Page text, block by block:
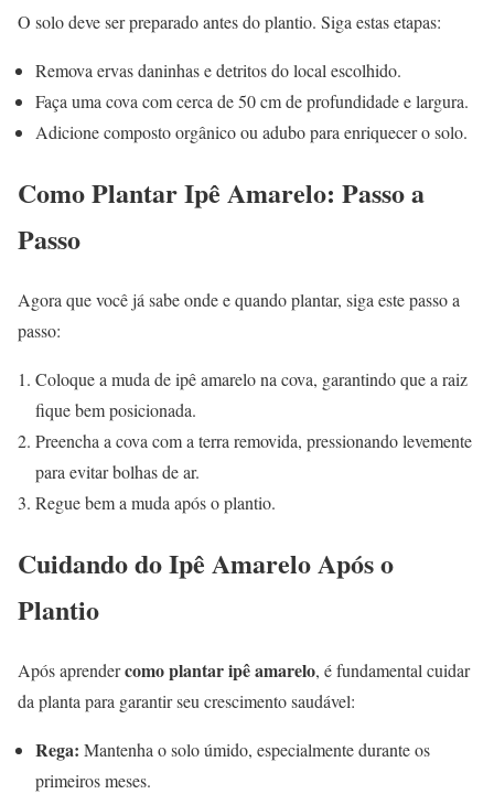
O solo deve ser preparado antes do plantio. Siga estas etapas:
Remova ervas daninhas e detritos do local escolhido.
Faça uma cova com cerca de 50 cm de profundidade e largura.
Adicione composto orgânico ou adubo para enriquecer o solo.
Como Plantar Ipê Amarelo: Passo a
Passo
Agora que você já sabe onde e quando plantar, siga este passo a
passo:
Coloque a muda de ipê amarelo na cova, garantindo que a raiz
fique bem posicionada.
Preencha a cova com a terra removida, pressionando levemente
para evitar bolhas de ar.
Regue bem a muda após o plantio.
Cuidando do Ipê Amarelo Após o
Plantio
Após aprendercomo plantar ipê amarelo, é fundamental cuidar
da planta para garantir seu crescimento saudável:
Rega: Mantenha o solo úmido, especialmente durante os
primeiros meses.